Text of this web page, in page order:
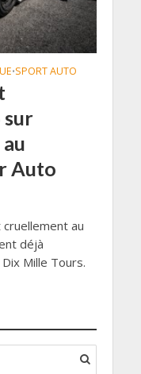
•SPORT AUTO
sur
Auto
cruellement au
déjà
Mille Tours.